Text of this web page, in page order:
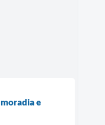
e